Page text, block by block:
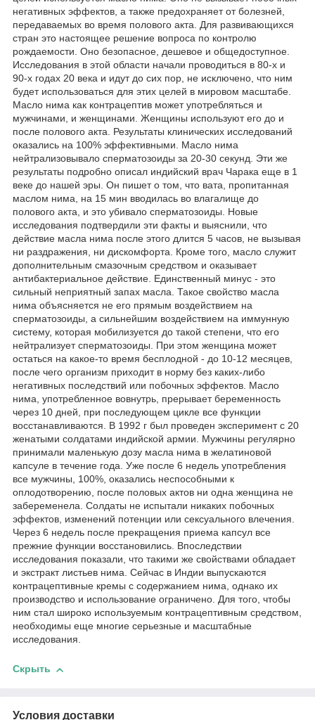
негативных эффектов, а также предохраняет от болезней,
передаваемых во время полового акта. Для развивающихся
стран это настоящее решение вопроса по контролю
рождаемости. Оно безопасное, дешевое и общедоступное.
Исследования в этой области начали проводиться в 80-х и
90-х годах 20 века и идут до сих пор, не исключено, что ним
будет использоваться для этих целей в мировом масштабе.
Масло нима как контрацептив может употребляться и
мужчинами, и женщинами. Женщины используют его до и
после полового акта. Результаты клинических исследований
оказались на 100% эффективными. Масло нима
нейтрализовывало сперматозоиды за 20-30 секунд. Эти же
результаты подробно описал индийский врач Чарака еще в 1
веке до нашей эры. Он пишет о том, что вата, пропитанная
маслом нима, на 15 мин вводилась во влагалище до
полового акта, и это убивало сперматозоиды. Новые
исследования подтвердили эти факты и выяснили, что
действие масла нима после этого длится 5 часов, не вызывая
ни раздражения, ни дискомфорта. Кроме того, масло служит
дополнительным смазочным средством и оказывает
антибактериальное действие. Единственный минус - это
сильный неприятный запах масла. Такое свойство масла
нима объясняется не его прямым воздействием на
сперматозоиды, а сильнейшим воздействием на иммунную
систему, которая мобилизуется до такой степени, что его
нейтрализует сперматозоиды. При этом женщина может
остаться на какое-то время бесплодной - до 10-12 месяцев,
после чего организм приходит в норму без каких-либо
негативных последствий или побочных эффектов. Масло
нима, употребленное вовнутрь, прерывает беременность
через 10 дней, при последующем цикле все функции
восстанавливаются. В 1992 г был проведен эксперимент с 20
женатыми солдатами индийской армии. Мужчины регулярно
принимали маленькую дозу масла нима в желатиновой
капсуле в течение года. Уже после 6 недель употребления
все мужчины, 100%, оказались неспособными к
оплодотворению, после половых актов ни одна женщина не
забеременела. Солдаты не испытали никаких побочных
эффектов, изменений потенции или сексуального влечения.
Через 6 недель после прекращения приема капсул все
прежние функции восстановились. Впоследствии
исследования показали, что такими же свойствами обладает
и экстракт листьев нима. Сейчас в Индии выпускаются
контрацептивные кремы с содержанием нима, однако их
производство и использование ограничено. Для того, чтобы
ним стал широко используемым контрацептивным средством,
необходимы еще многие серьезные и масштабные
исследования.
Скрыть
Условия доставки